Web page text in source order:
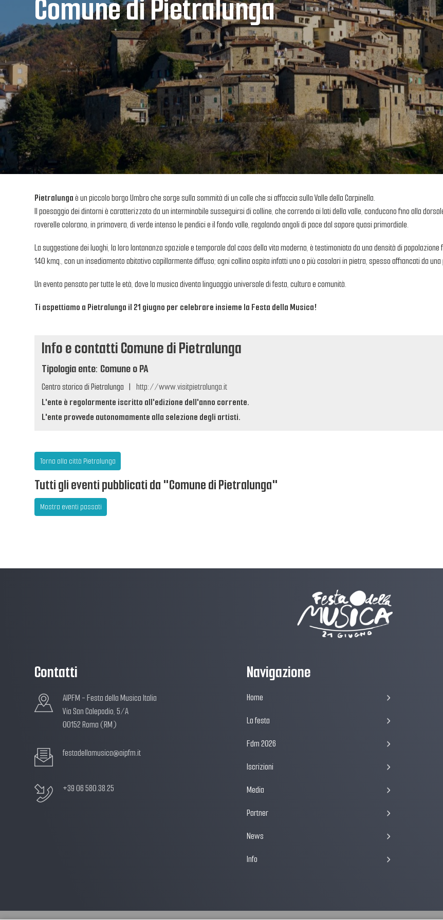
Comune di Pietralunga
Pietralungaè un piccolo borgo Umbro che sorge sulla sommità di un colle che si affaccia sulla Valle della Carpinella.
Il paesaggio dei dintorni è caratterizzato da un interminabile susseguirsi di colline, che correndo ai lati della valle, conducono fino alla
roverelle colorano, in primavera, di verde intenso le pendici e il fondo valle, regalando angoli di pace dal sapore quasi primordiale.
La suggestione dei luoghi, la loro lontananza spaziale e temporale dal caos della vita moderna, è testimoniata da una densità di
140 kmq., con un insediamento abitativo capillarmente diffuso; ogni collina ospita infatti uno o più casolari in pietra, spesso affiancati da
Un evento pensato per tutte le età, dove la musica diventa linguaggio universale di festa, cultura e comunità.
Ti aspettiamo a Pietralunga il 21 giugno per celebrare insieme la Festa della Musica!
Info e contatti Comune di Pietralunga
Tipologia ente: Comune o PA
Centro storico di Pietralunga | http://www.visitpietralunga.it
L'ente è regolarmente iscritto all'edizione dell'anno corrente.
L'ente provvede autonomamente alla selezione degli artisti.
Torna alla città Pietralunga
Tutti gli eventi pubblicati da "Comune di Pietralunga"
Mostra eventi passati
Contatti
AIPFM - Festa della Musica Italia
Via San Calepodio, 5/A
00152 Roma (RM)
festadellamusica@aipfm.it
+39 06 580.38.25
Navigazione
Home
La festa
Fdm 2026
Iscrizioni
Media
Partner
News
Info